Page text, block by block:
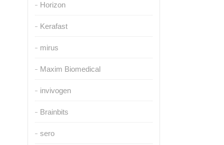
Horizon
Kerafast
mirus
Maxim Biomedical
invivogen
Brainbits
sero